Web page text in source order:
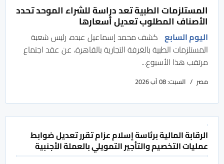
المستلزمات الطبية تعد دراسة للشراء الموحد تحدد
الأصناف المطلوب تعديل أسعارها
اليوم السابع كشف محمد إسماعيل عبده، رئيس شعبة
المستلزمات الطبية بالغرفة التجارية بالقاهرة، عن عقد اجتماع
مرتقب هذا الأسبوع...
مصر السبت: 08 آب 2026
الرقابة المالية برئاسة إسلام عزام تقرر تعديل ضوابط
عمليات التخصيم والتأجير التمويلي بالعملة الأجنبية